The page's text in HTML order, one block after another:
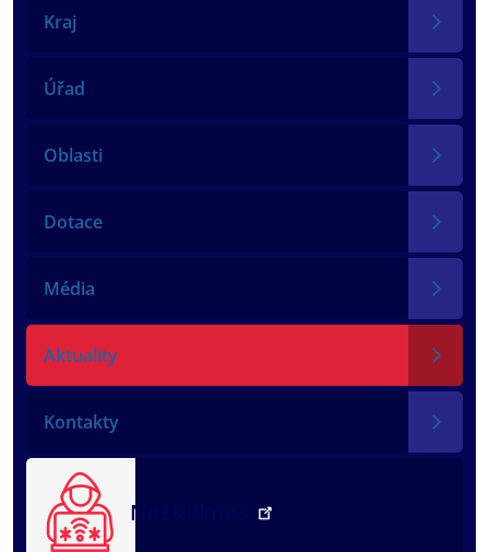
Kraj
Úřad
Oblasti
Dotace
Média
Aktuality
Kontakty
NežKlikneš